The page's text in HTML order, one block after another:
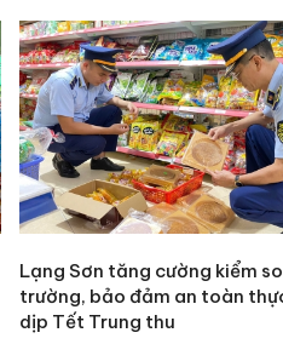
Lạng Sơn tăng cường kiểm
trường, bảo đảm an toàn
dịp Tết Trung thu